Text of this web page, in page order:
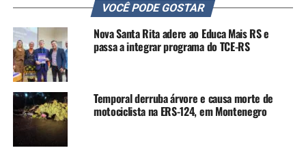
Pública (SMSP), com base nos indicadores criminais
apurados por meio do Observatório de Segurança Pública
de Canoas (OSPC). Os pontos estratégicos são
estipulados a partir das estatisticas levantadas,
periodicamente, com as ocorrências registradas nos
respectivos bairros. A primeira operação mobilizou cerca
de 20 homens com uso de cinco viaturas (quatro da GM e
uma do Trânsito) e quatro motocicletas.
VOCÊ PODE GOSTAR
Nova Santa Rita adere ao Educa Mais RS e
passa a integrar programa do TCE-RS
Temporal derruba árvore e causa morte de
motociclista na ERS-124, em Montenegro